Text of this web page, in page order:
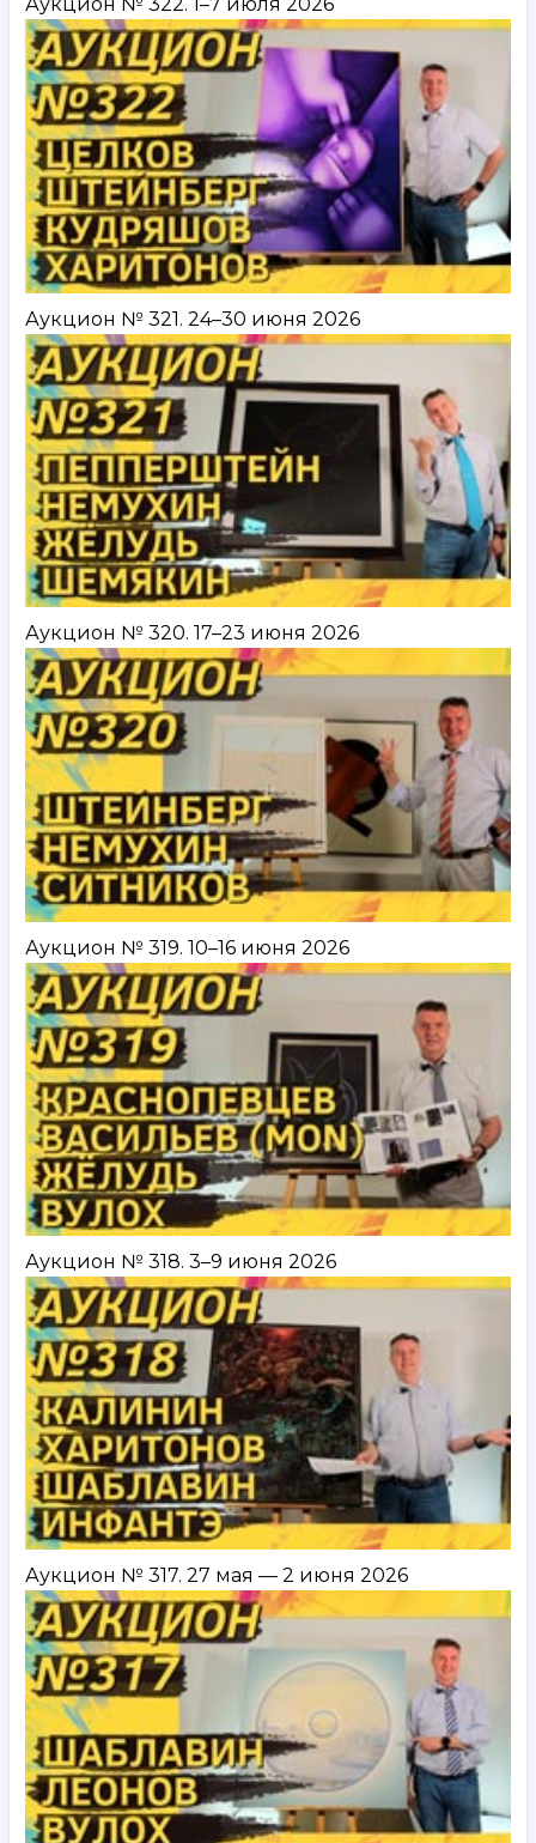
Аукцион № 322. 1–7 июля 2026
Аукцион № 321. 24–30 июня 2026
Аукцион № 320. 17–23 июня 2026
Аукцион № 319. 10–16 июня 2026
Аукцион № 318. 3–9 июня 2026
Аукцион № 317. 27 мая — 2 июня 2026